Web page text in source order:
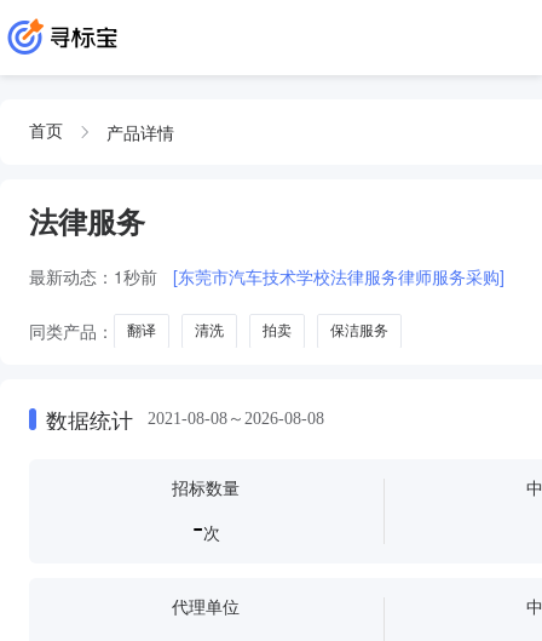
首页 产品详情
法律服务
最新动态： 1秒前 [东莞市汽车技术学校法律服务律师服务采购]
同类产品： 翻译 清洗 拍卖 保洁服务
数据统计 2021-08-08～2026-08-08
招标数量
-次
代理单位